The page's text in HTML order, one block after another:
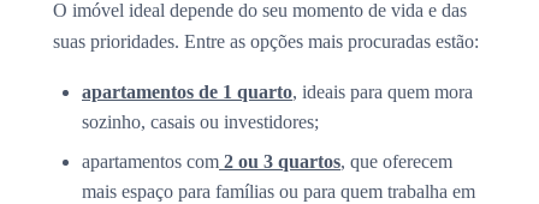
O imóvel ideal depende do seu momento de vida e das
suas prioridades. Entre as opções mais procuradas estão:
apartamentos de 1 quarto, ideais para quem mora
sozinho, casais ou investidores;
apartamentos com 2 ou 3 quartos, que oferecem
mais espaço para famílias ou para quem trabalha em